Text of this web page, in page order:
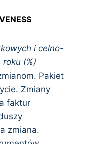
i celno-
(%)
Pakiet
Zmiany
faktur
zmiana.